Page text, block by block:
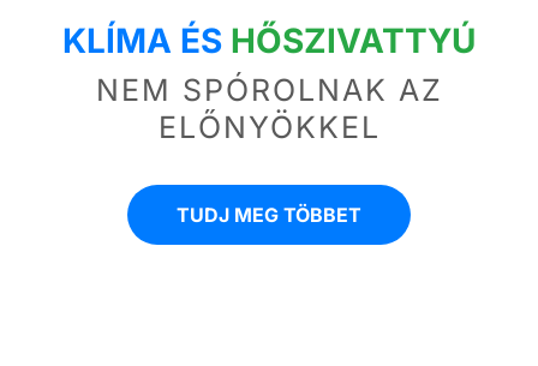
KLÍMA ÉS HŐSZIVATTYÚ
NEM SPÓROLNAK AZ
ELŐNYÖKKEL
TUDJ MEG TÖBBET